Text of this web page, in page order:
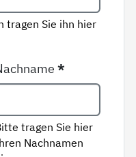
tragen Sie ihn hier
*
tragen Sie hier
Nachnamen